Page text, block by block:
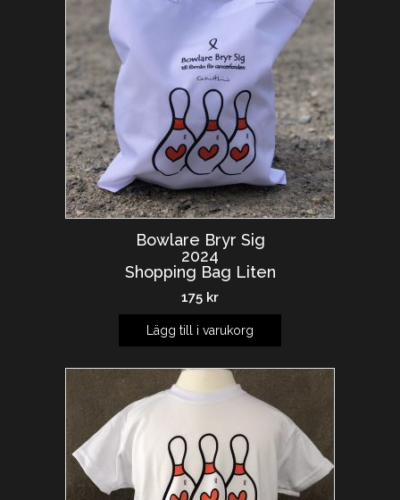
Bowlare Bryr Sig
2024
Shopping Bag Liten
175 kr
Lägg till i varukorg